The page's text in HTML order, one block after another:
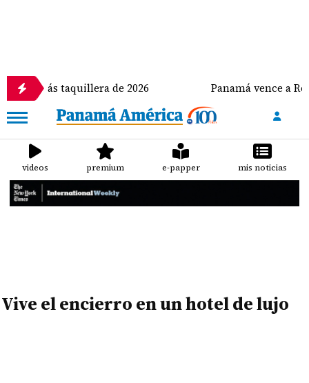
más taquillera de 2026 Panamá vence a
videos premium e-papper mis noticias
Vive el encierro en un hotel de lujo